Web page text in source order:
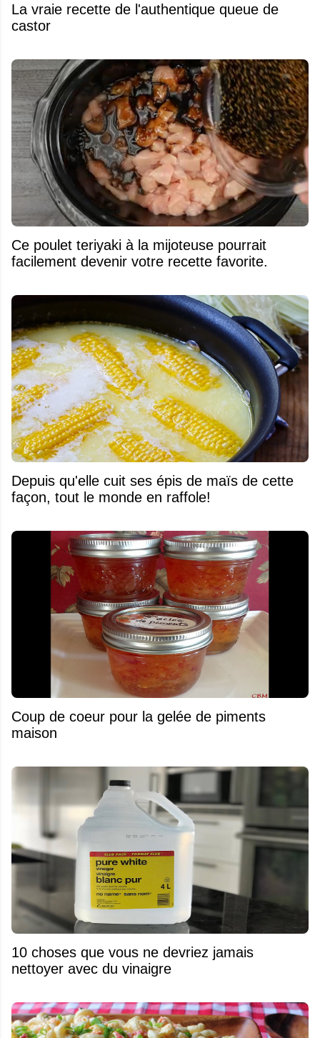
La vraie recette de l'authentique queue de
castor
Ce poulet teriyaki à la mijoteuse pourrait
facilement devenir votre recette favorite.
Depuis qu'elle cuit ses épis de maïs de cette
façon, tout le monde en raffole!
Coup de coeur pour la gelée de piments
maison
10 choses que vous ne devriez jamais
nettoyer avec du vinaigre